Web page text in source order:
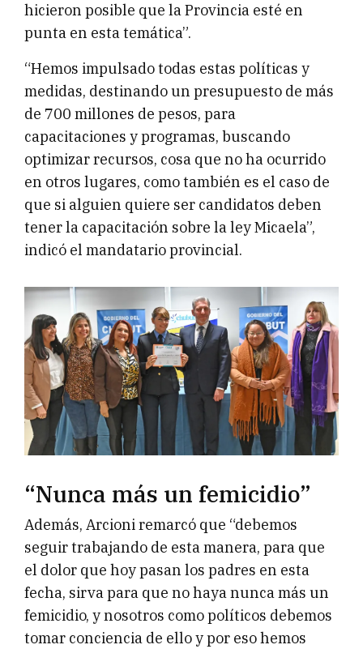
hicieron posible que la Provincia esté en
punta en esta temática”.
“Hemos impulsado todas estas políticas y
medidas, destinando un presupuesto de más
de 700 millones de pesos, para
capacitaciones y programas, buscando
optimizar recursos, cosa que no ha ocurrido
en otros lugares, como también es el caso de
que si alguien quiere ser candidatos deben
tener la capacitación sobre la ley Micaela”,
indicó el mandatario provincial.
“Nunca más un femicidio”
Además, Arcioni remarcó que “debemos
seguir trabajando de esta manera, para que
el dolor que hoy pasan los padres en esta
fecha, sirva para que no haya nunca más un
femicidio, y nosotros como políticos debemos
tomar conciencia de ello y por eso hemos